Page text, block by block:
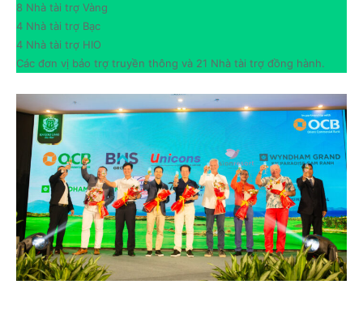
8 Nhà tài trợ Vàng
4 Nhà tài trợ Bạc
4 Nhà tài trợ HIO
Các đơn vị bảo trợ truyền thông và 21 Nhà tài trợ đồng hành.